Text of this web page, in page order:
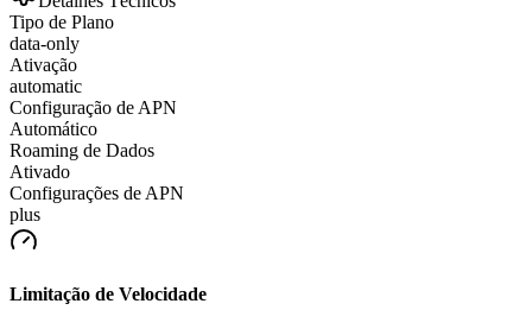
Tipo de Plano
data-only
Ativação
automatic
Configuração de APN
Automático
Roaming de Dados
Ativado
Configurações de APN
plus
Limitação de Velocidade